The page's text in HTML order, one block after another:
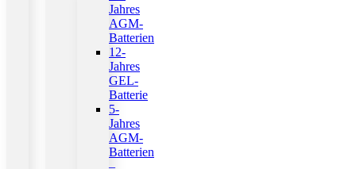
Jahres
AGM-
Batterien
12-
Jahres
GEL-
Batterie
5-
Jahres
AGM-
Batterien
–